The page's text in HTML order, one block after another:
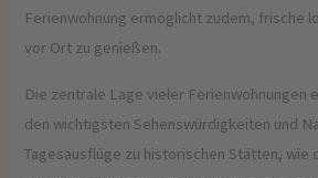
Ferienwohnung ermöglicht zudem, frische
vor Ort zu genießen.
Die zentrale Lage vieler Ferienwohnungen
den wichtigsten Sehenswürdigkeiten und
Tagesausflüge zu historischen Stätten, wie